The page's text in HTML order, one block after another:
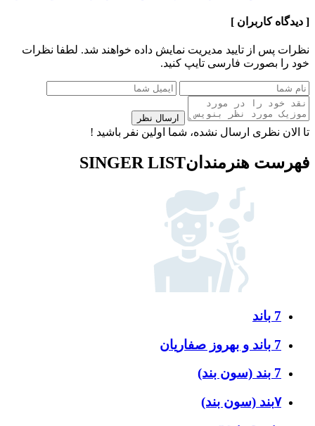
[ دیدگاه کاربران ]
نظرات پس از تایید مدیریت نمایش داده خواهند شد. لطفا نظرات
خود را بصورت فارسی تایپ کنید.
ارسال نظر
تا الان نظری ارسال نشده، شما اولین نفر باشید !
فهرست هنرمندانSINGER LIST
7 باند
7 باند و بهروز صفاریان
7 بند (سون بند)
۷بند (سون بند)